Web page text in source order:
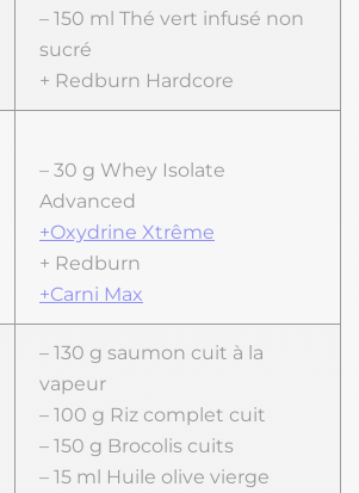
– 150 ml Thé vert infusé non
sucré
+ Redburn Hardcore
– 30 g Whey Isolate
Advanced
+Oxydrine Xtrême
+ Redburn
+Carni Max
– 130 g saumon cuit à la
vapeur
– 100 g Riz complet cuit
– 150 g Brocolis cuits
– 15 ml Huile olive vierge